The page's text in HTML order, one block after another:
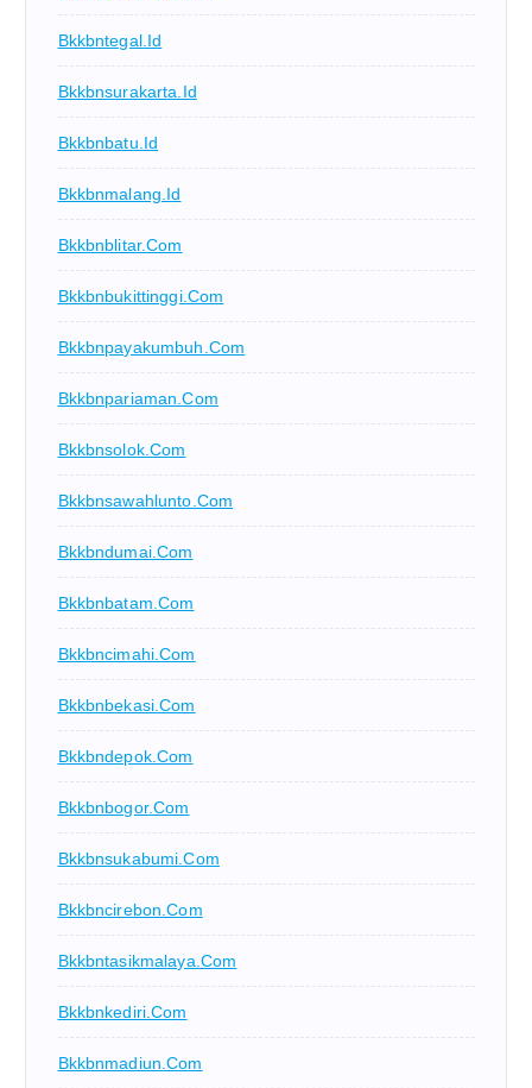
Bkkbntegal.id
Bkkbnsurakarta.id
Bkkbnbatu.id
Bkkbnmalang.id
Bkkbnblitar.com
Bkkbnbukittinggi.com
Bkkbnpayakumbuh.com
Bkkbnpariaman.com
Bkkbnsolok.com
Bkkbnsawahlunto.com
Bkkbndumai.com
Bkkbnbatam.com
Bkkbncimahi.com
Bkkbnbekasi.com
Bkkbndepok.com
Bkkbnbogor.com
Bkkbnsukabumi.com
Bkkbncirebon.com
Bkkbntasikmalaya.com
Bkkbnkediri.com
Bkkbnmadiun.com